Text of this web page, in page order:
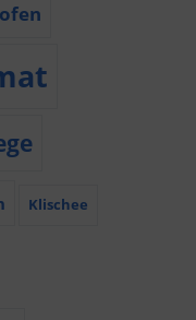
Klischee